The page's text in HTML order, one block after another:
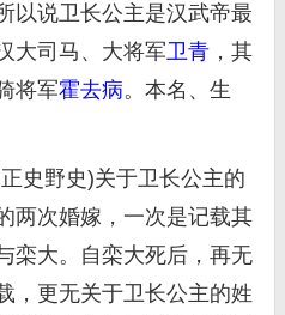
以说卫长公主是汉武帝最
大司马、大将军卫青 ，其
将军霍去病。本名、生
野史)关于卫长公主的
两次婚嫁，一次是记载其
栾大。自栾大死后，再无
，更无关于卫长公主的姓